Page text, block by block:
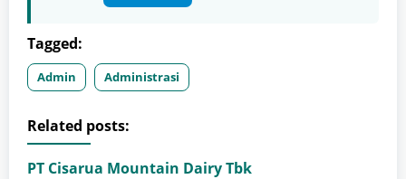
Tagged:
Admin Administrasi
Related posts:
PT Cisarua Mountain Dairy Tbk